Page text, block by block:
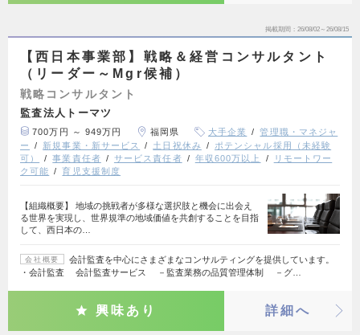
掲載期間 26/08/02～26/08/15
【西日本事業部】戦略＆経営コンサルタント
（リーダー～Mgr候補）
戦略コンサルタント
監査法人トーマツ
700万円 ～ 949万円 福岡県 大手企業
管理職・マネジャ
ー
新規事業・新サービス 土日祝休み
ポテンシャル採用（未経験
可）
事業責任者 サービス責任者 年収600万以上
リモートワー
ク可能
育児支援制度
【組織概要】 地域の挑戦者が多様な選択肢と機会に出会え
る世界を実現し、世界規準の地域価値を共創することを目指
して、西日本の…
会社概要
会計監査を中心にさまざまなコンサルティングを提供しています。
・会計監査 会計監査サービス －監査業務の品質管理体制 －グ…
興味あり 詳細へ